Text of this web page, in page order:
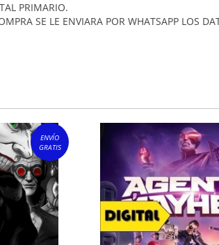
PRIMARIO.
SE LE ENVIARA POR WHATSAPP LOS
ENVÍO
GRATIS